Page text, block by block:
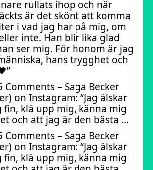
rullats ihop och när
är det skönt att komma
i vad jag har på mig, om
inte. Han blir lika glad
ser mig. För honom är jag
hans trygghet och
Comments – Saga Becker
on Instagram: “Jag älskar
klä upp mig, känna mig
och att jag är den bästa …
Comments – Saga Becker
on Instagram: “Jag älskar
klä upp mig, känna mig